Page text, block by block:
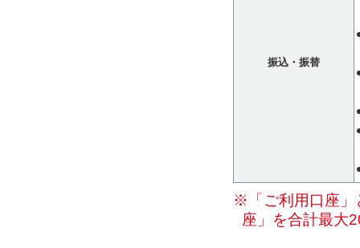
振込・振替
※「ご利用口座」
座」を合計最大